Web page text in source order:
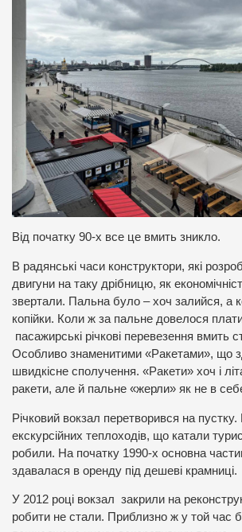
Від початку 90-х все це вмить зникло.
В радянські часи конструктори, які
двигуни на таку дрібницю, як
звертали. Пальна було – хоч залийся, а
копійки. Коли ж за пальне довелося
пасажирські річкові перевезення вмить
Особливо знаменитими «Ракетами», що
швидкісне сполучення. «Ракети» хоч і
ракети, але й пальне «жерли» як не в
Річковий вокзал перетворився на пустку.
екскурсійних теплоходів, що катали
робили. На початку 1990-х основна
здавалася в оренду під дешеві крамниці.
У 2012 році вокзал закрили на
робити не стали. Приблизно ж у той час